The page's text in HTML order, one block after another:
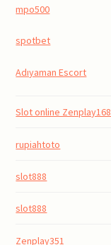
mpo500
spotbet
Adıyaman Escort
Slot online Zenplay168
rupiahtoto
slot888
slot888
Zenplay351